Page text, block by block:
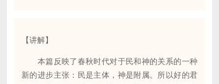
【讲解】
本篇反映了春秋时代对于民和神的关系的一种
新的进步主张：民是主体，神是附属。所以好的君